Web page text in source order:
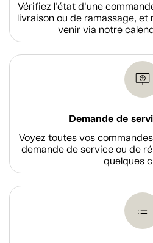
Vérifiez l'état d'une
livraison ou de ramassage, et
venir via notre
Demande de
Voyez toutes vos
demande de service ou de
quelques